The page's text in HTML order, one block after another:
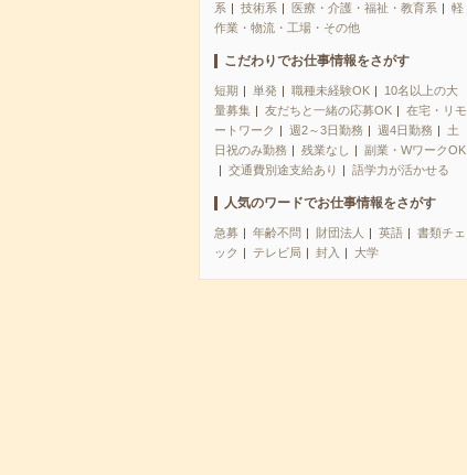
系
技術系 医療・介護・福祉・教育系
軽
作業・物流・工場・その他
こだわりでお仕事情報をさがす
短期 単発 職種未経験OK
10名以上の大
量募集
友だちと一緒の応募OK
在宅・リモ
ートワーク
週2～3日勤務 週4日勤務
土
日祝のみ勤務
残業なし
副業・WワークOK
交通費別途支給あり
語学力が活かせる
人気のワードでお仕事情報をさがす
急募 年齢不問 財団法人 英語
書類チェ
ック
テレビ局 封入 大学